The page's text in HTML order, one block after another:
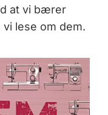
at vi bærer
lese om dem.